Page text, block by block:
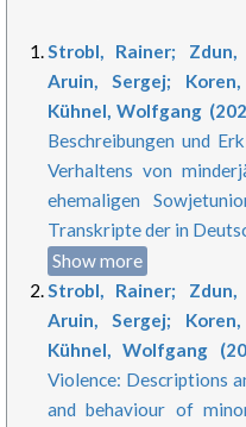
Strobl, Rainer;
Aruin, Sergej;
Kühnel, Wolfgang
Beschreibungen und
Verhaltens von
ehemaligen
Transkripte der in
Show more
Strobl, Rainer;
Aruin, Sergej;
Kühnel, Wolfgang
Violence: Descriptions
and behaviour of